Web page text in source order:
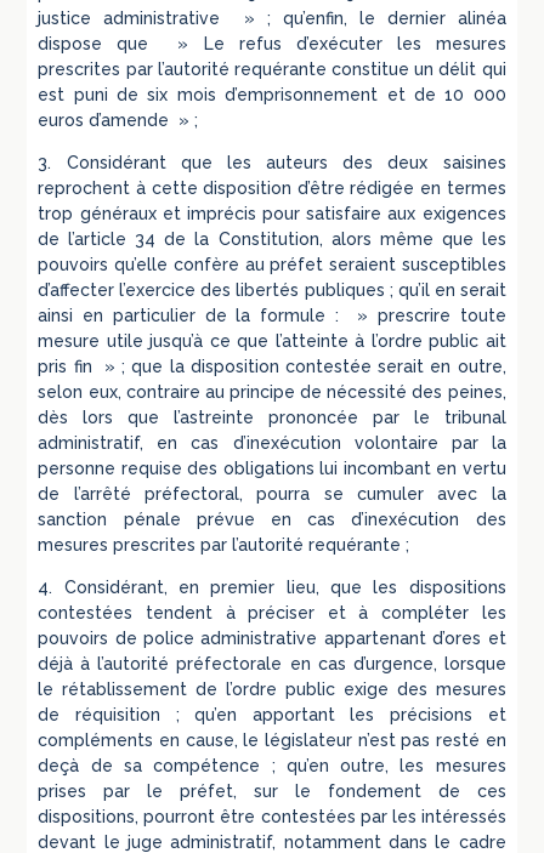
justice administrative » ; qu’enfin, le dernier alinéa
dispose que » Le refus d’exécuter les mesures
prescrites par l’autorité requérante constitue un délit qui
est puni de six mois d’emprisonnement et de 10 000
euros d’amende » ;
3. Considérant que les auteurs des deux saisines
reprochent à cette disposition d’être rédigée en termes
trop généraux et imprécis pour satisfaire aux exigences
de l’article 34 de la Constitution, alors même que les
pouvoirs qu’elle confère au préfet seraient susceptibles
d’affecter l’exercice des libertés publiques ; qu’il en serait
ainsi en particulier de la formule : » prescrire toute
mesure utile jusqu’à ce que l’atteinte à l’ordre public ait
pris fin » ; que la disposition contestée serait en outre,
selon eux, contraire au principe de nécessité des peines,
dès lors que l’astreinte prononcée par le tribunal
administratif, en cas d’inexécution volontaire par la
personne requise des obligations lui incombant en vertu
de l’arrêté préfectoral, pourra se cumuler avec la
sanction pénale prévue en cas d’inexécution des
mesures prescrites par l’autorité requérante ;
4. Considérant, en premier lieu, que les dispositions
contestées tendent à préciser et à compléter les
pouvoirs de police administrative appartenant d’ores et
déjà à l’autorité préfectorale en cas d’urgence, lorsque
le rétablissement de l’ordre public exige des mesures
de réquisition ; qu’en apportant les précisions et
compléments en cause, le législateur n’est pas resté en
deçà de sa compétence ; qu’en outre, les mesures
prises par le préfet, sur le fondement de ces
dispositions, pourront être contestées par les intéressés
devant le juge administratif, notamment dans le cadre